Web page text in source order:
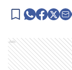
Ads